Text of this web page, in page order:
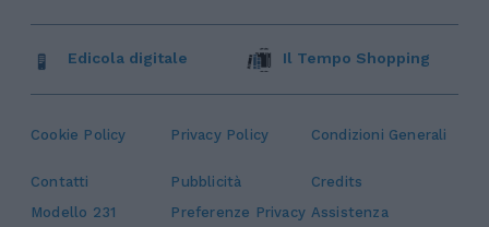
Cookie Policy Privacy Policy Condizioni Generali
Contatti Pubblicità
Credits
Modello 231
Preferenze Privacy Assistenza
Edicola digitale Il Tempo Shopping